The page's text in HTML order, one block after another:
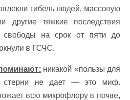
гибель людей, массовую
другие тяжкие последствия
свободы на срок от пяти до
в ГСЧС.
никакой «пользы для
стерни не дает — это миф.
всю микрофлору в почве,